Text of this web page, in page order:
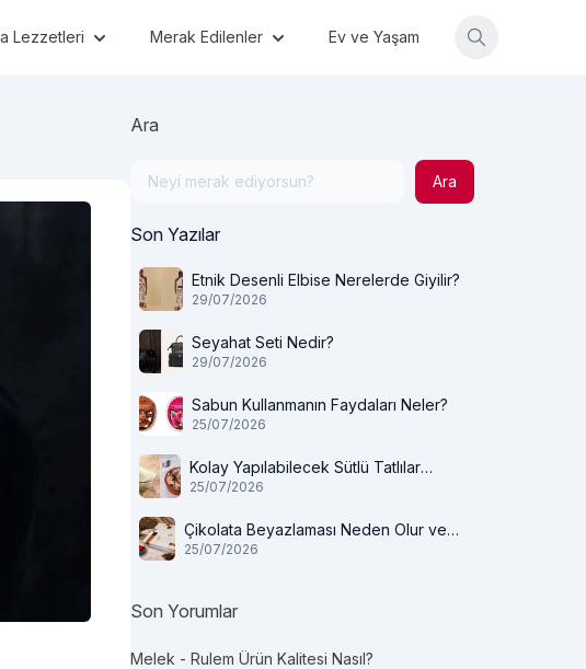
Lezzetleri Merak Edilenler Ev ve Yaşam
Ara
Ara
Son Yazılar
Etnik Desenli Elbise Nerelerde Giyilir?
29/07/2026
Seyahat Seti Nedir?
29/07/2026
Sabun Kullanmanın Faydaları Neler?
25/07/2026
Kolay Yapılabilecek Sütlü Tatlılar
Nelerdir?
25/07/2026
Çikolata Beyazlaması Neden Olur ve
Tüketilir mi?
25/07/2026
Son Yorumlar
Melek - Rulem Ürün Kalitesi Nasıl?